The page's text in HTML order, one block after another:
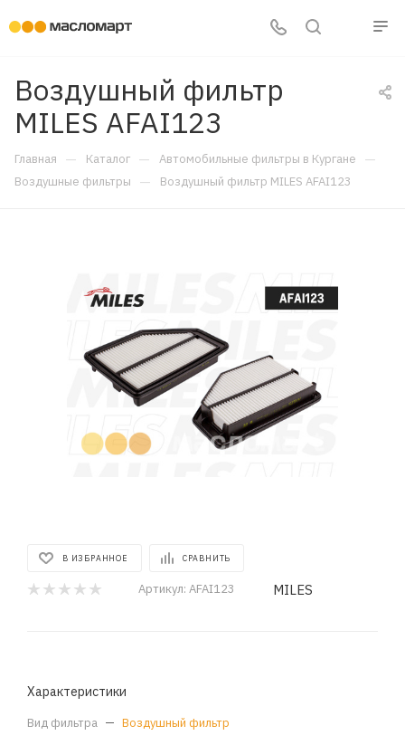
Воздушный фильтр
MILES AFAI123
Главная — Каталог — Автомобильные фильтры в Кургане —
Воздушные фильтры — Воздушный фильтр MILES AFAI123
В ИЗБРАННОЕ СРАВНИТЬ
Артикул: AFAI123 MILES
Характеристики
Вид фильтра — Воздушный фильтр